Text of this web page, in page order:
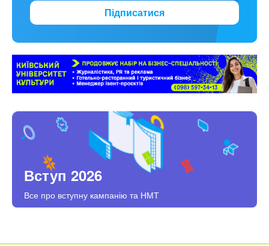
Підписатися
Вступ 2026
Все про вступну кампанію та НМТ